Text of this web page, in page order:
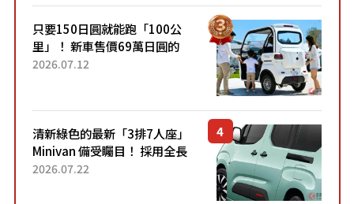
只要150日圓就能跑「100公
里」！ 新車售價69萬日圓的
「3人座」Trike大受歡迎！ 順
2026.07.12
清新綠色的最新「3排7人座」
Minivan 備受矚目！ 採用全長
4.7公尺剛剛好的車身尺寸與
2026.07.22